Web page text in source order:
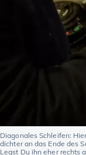
Diagonales Schleifen:
dichter an das Ende des
Legst Du ihn eher rechts